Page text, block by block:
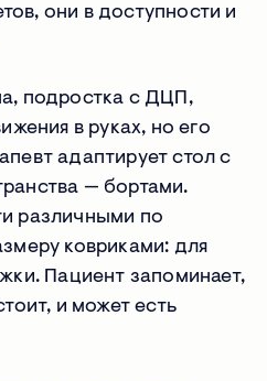
они в доступности и
подростка с ДЦП,
в руках, но его
адаптирует стол с
— бортами.
различными по
ковриками: для
Пациент запоминает,
и может есть